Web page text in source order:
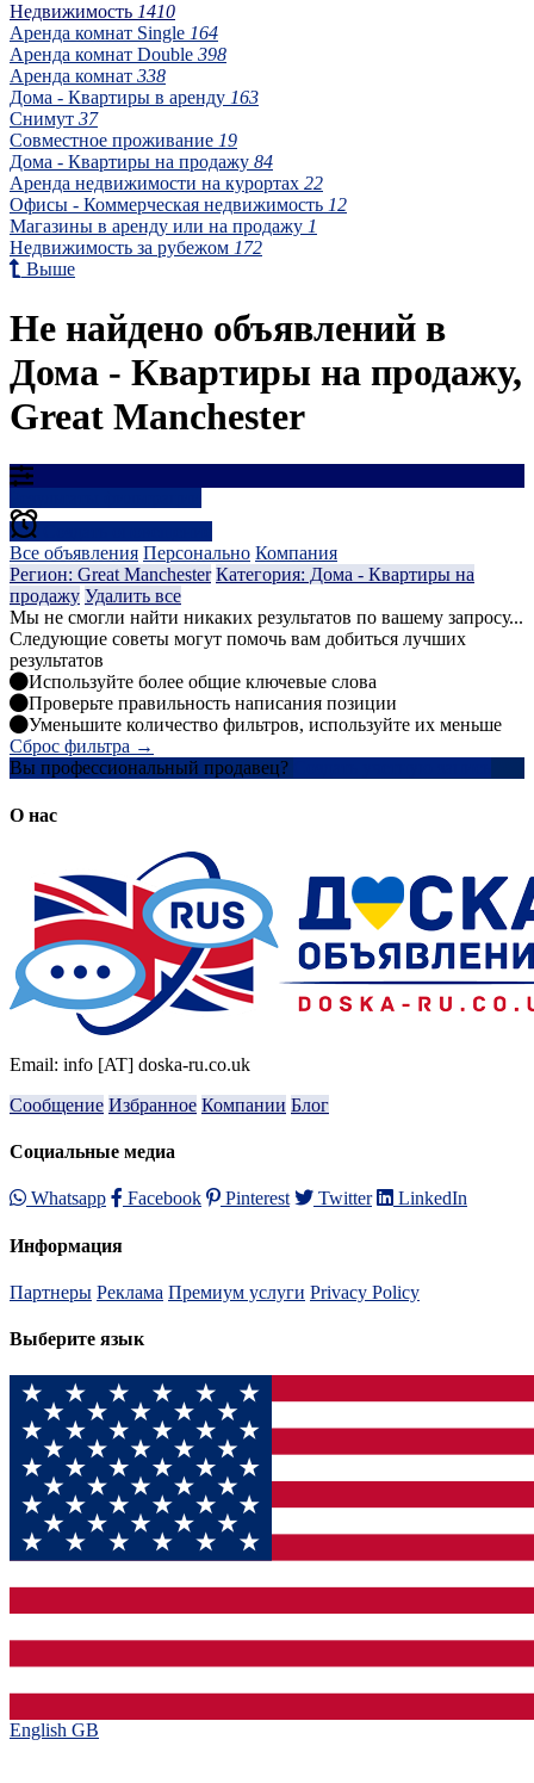
Недвижимость 1410
Аренда комнат Single 164
Аренда комнат Double 398
Аренда комнат 338
Дома - Квартиры в аренду 163
Снимут 37
Совместное проживание 19
Дома - Квартиры на продажу 84
Аренда недвижимости на курортах 22
Офисы - Коммерческая недвижимость 12
Магазины в аренду или на продажу 1
Недвижимость за рубежом 172
Выше
Не найдено объявлений в
Дома - Квартиры на продажу,
Great Manchester
Все объявления Персонально Компания
Регион: Great Manchester Категория: Дома - Квартиры на
продажу Удалить все
Мы не смогли найти никаких результатов по вашему запросу...
Следующие советы могут помочь вам добиться лучших
результатов
Используйте более общие ключевые слова
Проверьте правильность написания позиции
Уменьшите количество фильтров, используйте их меньше
Сброс фильтра →
Вы профессиональный продавец?
О нас
Email: info [AT] doska-ru.co.uk
Сообщение Избранное Компании Блог
Социальные медиа
Whatsapp Facebook Pinterest Twitter LinkedIn
Информация
Партнеры Реклама Премиум услуги Privacy Policy
Выберите язык
English GB‎